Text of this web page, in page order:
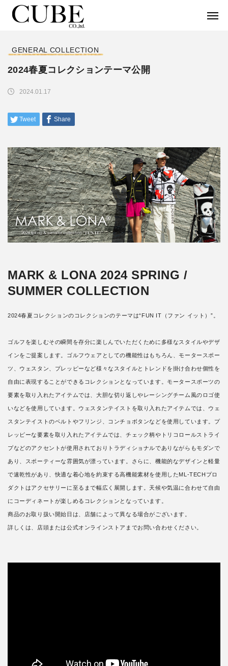
GENERAL COLLECTION
2024春夏コレクションテーマ公開
2024.01.17
MARK & LONA 2024 SPRING /
SUMMER COLLECTION
2024春夏コレクションのコレクションのテーマは“FUN IT（ファン イット）”。
ゴルフを楽しむその瞬間を存分に楽しんでいただくために多様なスタイルやデザ
インをご提案します。ゴルフウェアとしての機能性はもちろん、モータースポー
ツ、ウェスタン、プレッピーなど様々なスタイルとトレンドを掛け合わせ個性を
自由に表現することができるコレクションとなっています。モータースポーツの
要素を取り入れたアイテムでは、大胆な切り返しやレーシングチーム風のロゴ使
いなどを使用しています。ウェスタンテイストを取り入れたアイテムでは、ウェ
スタンテイストのベルトやフリンジ、コンチョボタンなどを使用しています。プ
レッピーな要素を取り入れたアイテムでは、チェック柄やトリコロールストライ
プなどのアクセントが使用されておりトラディショナルでありながらもモダンで
あり、スポーティーな雰囲気が漂っています。さらに、機能的なデザインと軽量
で速乾性があり、快適な着心地を約束する高機能素材を使用したML-TECHプロ
ダクトはアクセサリーに至るまで幅広く展開します。天候や気温に合わせて自由
にコーディネートが楽しめるコレクションとなっています。
商品のお取り扱い開始日は、店舗によって異なる場合がございます。
詳しくは、店頭または公式オンラインストアまでお問い合わせください。